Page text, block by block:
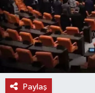
Paylaş
SPOR
TEKNOLOJİ
TİCARET